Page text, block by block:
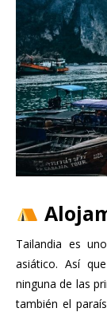
Tailandia es
asiático. Así
ninguna de las
también el